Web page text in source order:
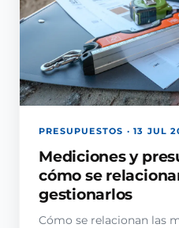
PRESUPUESTOS · 13 JUL
Mediciones y
cómo se
gestionarlos
Cómo se relacionan las